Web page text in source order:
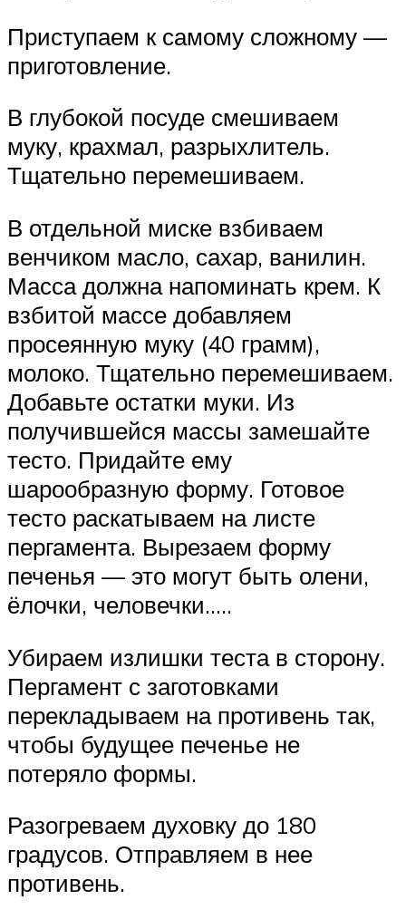
Приступаем к самому сложному —
приготовление.
В глубокой посуде смешиваем
муку, крахмал, разрыхлитель.
Тщательно перемешиваем.
В отдельной миске взбиваем
венчиком масло, сахар, ванилин.
Масса должна напоминать крем. К
взбитой массе добавляем
просеянную муку (40 грамм),
молоко. Тщательно перемешиваем.
Добавьте остатки муки. Из
получившейся массы замешайте
тесто. Придайте ему
шарообразную форму. Готовое
тесто раскатываем на листе
пергамента. Вырезаем форму
печенья — это могут быть олени,
ёлочки, человечки…..
Убираем излишки теста в сторону.
Пергамент с заготовками
перекладываем на противень так,
чтобы будущее печенье не
потеряло формы.
Разогреваем духовку до 180
градусов. Отправляем в нее
противень.